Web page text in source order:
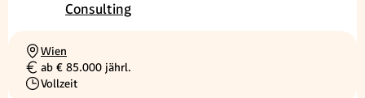
Consulting
Ortschaft
Wien
Gehalt
ab € 85.000 jährl.
Beschäftigungsart
Vollzeit